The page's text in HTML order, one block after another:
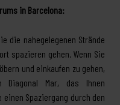
in Barcelona:
die nahegelegenen Strände
spazieren gehen. Wenn Sie
und einkaufen zu gehen,
Diagonal Mar, das Ihnen
einen Spaziergang durch den